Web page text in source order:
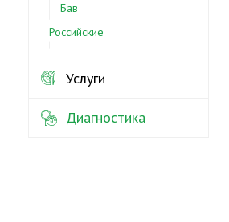
Бав
Российские
Услуги
Диагностика